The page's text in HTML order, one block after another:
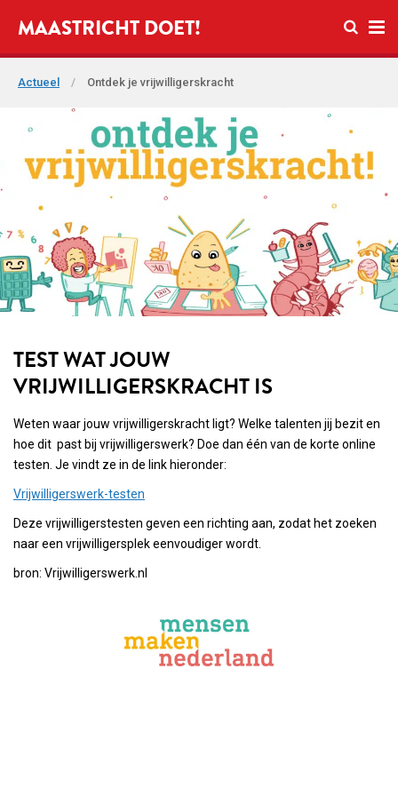
Open
MAASTRICHT DOET!
Actueel / Ontdek je vrijwilligerskracht
TEST WAT JOUW
VRIJWILLIGERSKRACHT IS
Weten waar jouw vrijwilligerskracht ligt? Welke talenten jij bezit en
hoe dit past bij vrijwilligerswerk? Doe dan één van de korte online
testen. Je vindt ze in de link hieronder:
Vrijwilligerswerk-testen
Deze vrijwilligerstesten geven een richting aan, zodat het zoeken
naar een vrijwilligersplek eenvoudiger wordt.
bron: Vrijwilligerswerk.nl